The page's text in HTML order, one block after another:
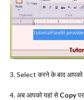
3. Select करने के बाद आपको
4. अब आपको यहां सेCopy